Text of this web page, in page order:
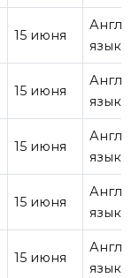
15 июня
язык
15 июня
язык
15 июня
язык
15 июня
язык
15 июня
язык